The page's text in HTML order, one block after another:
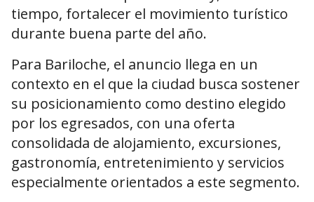
tiempo, fortalecer el movimiento turístico
durante buena parte del año.
Para Bariloche, el anuncio llega en un
contexto en el que la ciudad busca sostener
su posicionamiento como destino elegido
por los egresados, con una oferta
consolidada de alojamiento, excursiones,
gastronomía, entretenimiento y servicios
especialmente orientados a este segmento.